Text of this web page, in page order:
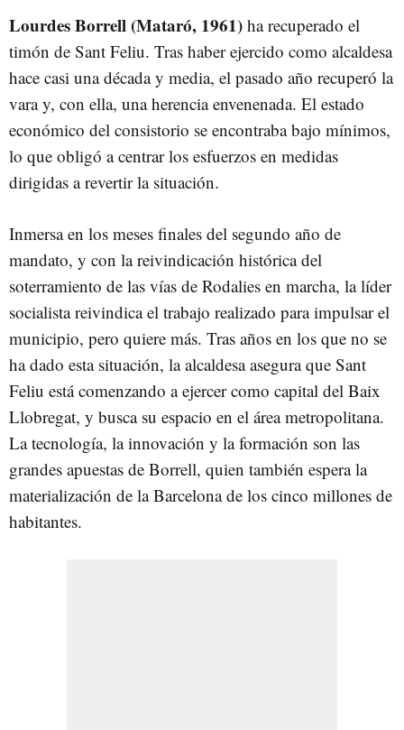
Lourdes Borrell (Mataró, 1961) ha recuperado el
timón de Sant Feliu. Tras haber ejercido como alcaldesa
hace casi una década y media, el pasado año recuperó la
vara y, con ella, una herencia envenenada. El estado
económico del consistorio se encontraba bajo mínimos,
lo que obligó a centrar los esfuerzos en medidas
dirigidas a revertir la situación.
Inmersa en los meses finales del segundo año de
mandato, y con la reivindicación histórica del
soterramiento de las vías de Rodalies en marcha, la líder
socialista reivindica el trabajo realizado para impulsar el
municipio, pero quiere más. Tras años en los que no se
ha dado esta situación, la alcaldesa asegura que Sant
Feliu está comenzando a ejercer como capital del Baix
Llobregat, y busca su espacio en el área metropolitana.
La tecnología, la innovación y la formación son las
grandes apuestas de Borrell, quien también espera la
materialización de la Barcelona de los cinco millones de
habitantes.